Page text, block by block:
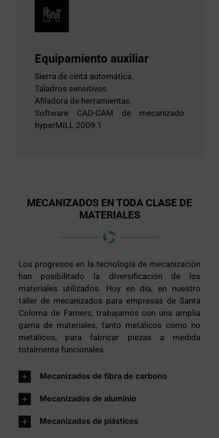
Equipamiento auxiliar
Sierra de cinta automática.
Taladros sensitivos.
Afiladora de herramientas.
Software CAD-CAM de mecanizado
hyperMILL 2009.1
MECANIZADOS EN TODA CLASE DE
MATERIALES
Los progresos en la tecnología de mecanización
han posibilitado la diversificación de los
materiales utilizados. Hoy en día, en nuestro
taller de mecanizados para empresas de Santa
Coloma de Farners, trabajamos con una amplia
gama de materiales, tanto metálicos como no
metálicos, para fabricar piezas a medida
totalmente funcionales.
Mecanizados de fibra de carbono
Mecanizados de aluminio
Mecanizados de plásticos